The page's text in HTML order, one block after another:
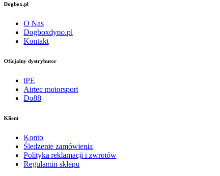
Dogbox.pl
O Nas
Dogboxdyno.pl
Kontakt
Oficjalny dystrybutor
iPE
Airtec motorsport
Do88
Klient
Konto
Śledzenie zamówienia
Polityka reklamacji i zwrotów
Regulamin sklepu